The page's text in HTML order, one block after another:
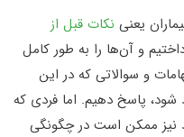
یعنی نکات قبل از
و آن‌ها را به طور کامل
و سوالاتی که در این
پاسخ دهیم. اما فردی که
نیز ممکن است در چگونگی